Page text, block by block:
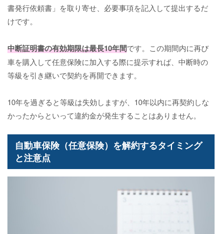
書発行依頼書」を取り寄せ、必要事項を記入して提出するだ
けです。
中断証明書の有効期限は最長10年間です。この期間内に再び
車を購入して任意保険に加入する際に提示すれば、中断時の
等級を引き継いで契約を再開できます。
10年を過ぎると等級は失効しますが、10年以内に再契約しな
かったからといって違約金が発生することはありません。
自動車保険（任意保険）を解約するタイミング
と注意点